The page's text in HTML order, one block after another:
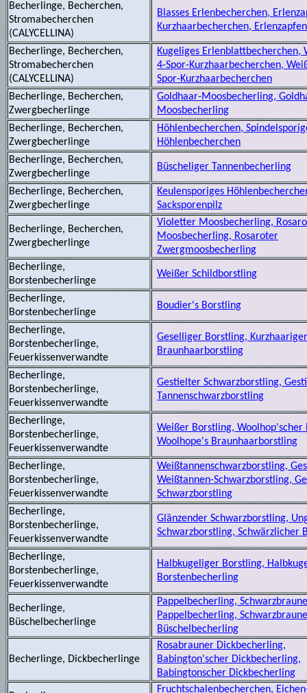
Becherlinge, Becherchen,
Stromabecherchen
(CALYCELLINA)
Blasses Erlenbecherchen,
Kurzhaarbecherchen,
Becherlinge, Becherchen,
Stromabecherchen
(CALYCELLINA)
Kugeliges Erlenblattbecherchen,
4-Spor-Kurzhaarbecherchen,
Spor-Kurzhaarbecherchen
Becherlinge, Becherchen,
Zwergbecherlinge
Goldhaar-Moosbecherling,
Moosbecherling
Becherlinge, Becherchen,
Zwergbecherlinge
Höhlenbecherchen,
Höhlenbecherchen
Becherlinge, Becherchen,
Zwergbecherlinge
Büscheliger Tannenbecherling
Becherlinge, Becherchen,
Zwergbecherlinge
Keulensporiges
Sacksporenpilz
Becherlinge, Becherchen,
Zwergbecherlinge
Violetter Moosbecherling,
Moosbecherling, Rosaroter
Zwergmoosbecherling
Becherlinge,
Borstenbecherlinge
Weißer Schildborstling
Becherlinge,
Borstenbecherlinge
Boudier's Borstling
Becherlinge,
Borstenbecherlinge,
Feuerkissenverwandte
Geselliger Borstling,
Braunhaarborstling
Becherlinge,
Borstenbecherlinge,
Feuerkissenverwandte
Gestielter Schwarzborstling,
Tannenschwarzborstling
Becherlinge,
Borstenbecherlinge,
Feuerkissenverwandte
Weißer Borstling, Woolhop'scher
Woolhope's Braunhaarborstling
Becherlinge,
Borstenbecherlinge,
Feuerkissenverwandte
Weißtannenschwarzborstling,
Weißtannen-Schwarzborstling,
Schwarzborstling
Becherlinge,
Borstenbecherlinge,
Feuerkissenverwandte
Glänzender Schwarzborstling,
Schwarzborstling, Schwärzlicher
Becherlinge,
Borstenbecherlinge,
Feuerkissenverwandte
Halbkugeliger Borstling,
Borstenbecherling
Becherlinge,
Büschelbecherlinge
Pappelbecherling,
Pappelbecherling,
Büschelbecherling
Becherlinge, Dickbecherlinge
Rosabrauner Dickbecherling,
Babington'scher Dickbecherling,
Babingtonscher Dickbecherling
Fruchtschalenbecherchen,